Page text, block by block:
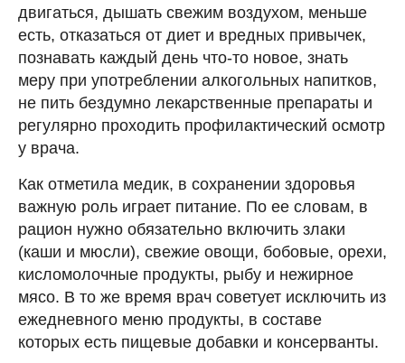
двигаться, дышать свежим воздухом, меньше
есть, отказаться от диет и вредных привычек,
познавать каждый день что-то новое, знать
меру при употреблении алкогольных напитков,
не пить бездумно лекарственные препараты и
регулярно проходить профилактический осмотр
у врача.
Как отметила медик, в сохранении здоровья
важную роль играет питание. По ее словам, в
рацион нужно обязательно включить злаки
(каши и мюсли), свежие овощи, бобовые, орехи,
кисломолочные продукты, рыбу и нежирное
мясо. В то же время врач советует исключить из
ежедневного меню продукты, в составе
которых есть пищевые добавки и консерванты.